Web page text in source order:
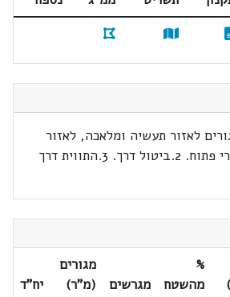
לאזור תעשיה ומלאכה, לאזור
ספורט ולשטח ציבורי פתוח. 2.ביטול דרך. 3.התווית דרך
%
מהשטח
מגרשים
מגורים
(מ"ר)
יח"ד